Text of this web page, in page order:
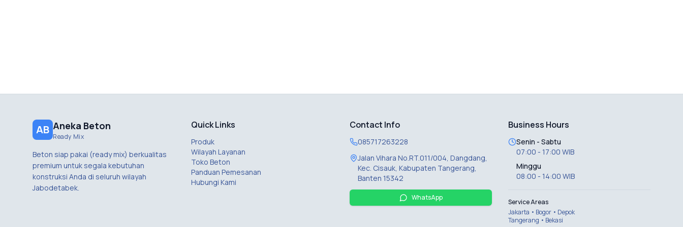
AB Aneka Beton
Ready Mix
Beton siap pakai (ready mix) berkualitas
premium untuk segala kebutuhan
konstruksi Anda di seluruh wilayah
Jabodetabek.
Quick Links
Produk
Wilayah Layanan
Toko Beton
Panduan Pemesanan
Hubungi Kami
Contact Info
085717263228
Jalan Vihara No.RT.011/004, Dangdang,
Kec. Cisauk, Kabupaten Tangerang,
Banten 15342
WhatsApp
Business Hours
Senin - Sabtu
07:00 - 17:00 WIB
Minggu
08:00 - 14:00 WIB
Service Areas
Jakarta • Bogor • Depok
Tangerang • Bekasi